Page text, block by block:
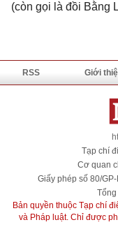
(còn gọi là đồi Bằng
RSS Giới
Tạp chí
Cơ quan
Giấy phép số 80/
Bản quyền thuộc Tạp chí
và Pháp luật. Chỉ được